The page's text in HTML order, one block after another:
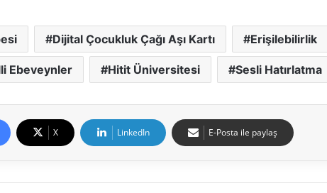
Dijital Çocukluk Çağı Aşı Kartı Erişilebilirlik
Ebeveynler Hitit Üniversitesi Sesli Hatırlatma
X LinkedIn E-Posta ile paylaş